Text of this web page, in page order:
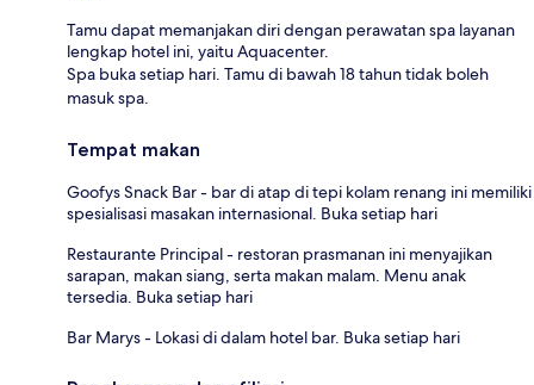
Tamu dapat memanjakan diri dengan perawatan spa layanan
lengkap hotel ini, yaitu Aquacenter.
Spa buka setiap hari. Tamu di bawah 18 tahun tidak boleh
masuk spa.
Tempat makan
Goofys Snack Bar - bar di atap di tepi kolam renang ini memiliki
spesialisasi masakan internasional. Buka setiap hari
Restaurante Principal - restoran prasmanan ini menyajikan
sarapan, makan siang, serta makan malam. Menu anak
tersedia. Buka setiap hari
Bar Marys - Lokasi di dalam hotel bar. Buka setiap hari